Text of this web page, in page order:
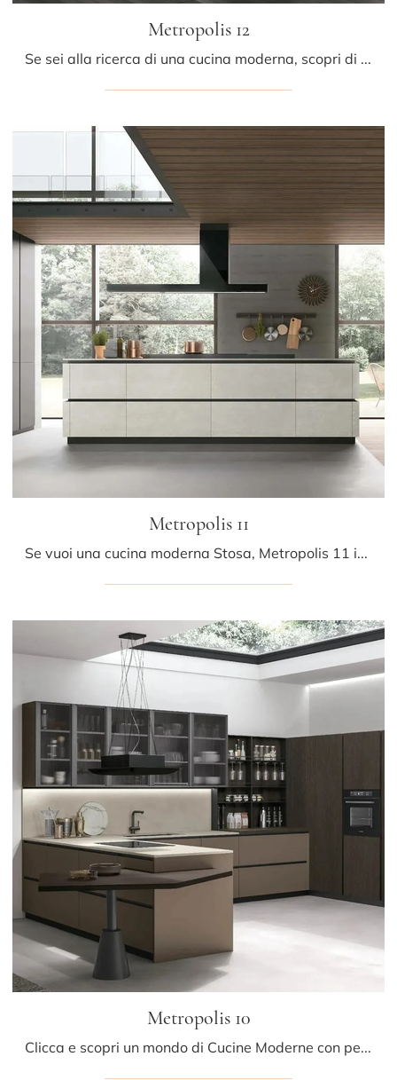
Metropolis 12
Se sei alla ricerca di una cucina moderna, scopri di più sul modello Metropolis 12 Stosa.
Metropolis 11
Se vuoi una cucina moderna Stosa, Metropolis 11 in Pet ti attende nel nostro negozio di Cucine Moderne con isola.
Metropolis 10
Clicca e scopri un mondo di Cucine Moderne con penisola: la cucina Metropolis 10 Stosa in Pet ti aspetta!